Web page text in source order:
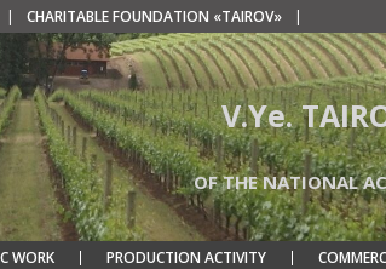
| CHARITABLE FOUNDATION «TAIROV» |
V.Ye.
OF THE NATIONAL
WORK PRODUCTION ACTIVITY